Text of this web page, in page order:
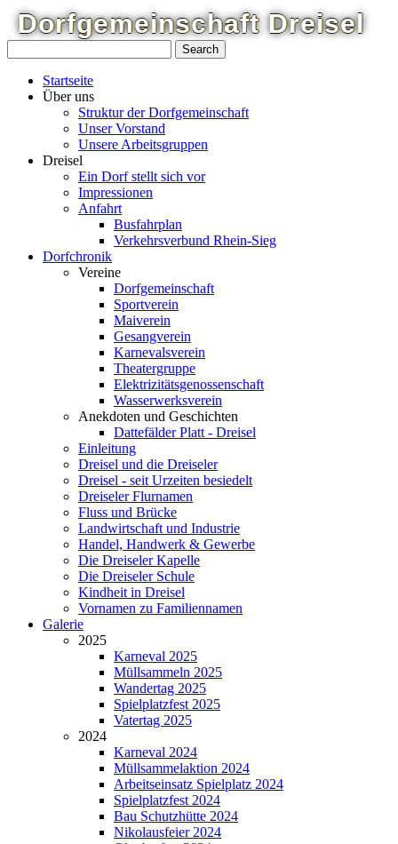
Dorfgemeinschaft Dreisel
Startseite
Über uns
Struktur der Dorfgemeinschaft
Unser Vorstand
Unsere Arbeitsgruppen
Dreisel
Ein Dorf stellt sich vor
Impressionen
Anfahrt
Busfahrplan
Verkehrsverbund Rhein-Sieg
Dorfchronik
Vereine
Dorfgemeinschaft
Sportverein
Maiverein
Gesangverein
Karnevalsverein
Theatergruppe
Elektrizitätsgenossenschaft
Wasserwerksverein
Anekdoten und Geschichten
Dattefälder Platt - Dreisel
Einleitung
Dreisel und die Dreiseler
Dreisel - seit Urzeiten besiedelt
Dreiseler Flurnamen
Fluss und Brücke
Landwirtschaft und Industrie
Handel, Handwerk & Gewerbe
Die Dreiseler Kapelle
Die Dreiseler Schule
Kindheit in Dreisel
Vornamen zu Familiennamen
Galerie
2025
Karneval 2025
Müllsammeln 2025
Wandertag 2025
Spielplatzfest 2025
Vatertag 2025
2024
Karneval 2024
Müllsammelaktion 2024
Arbeitseinsatz Spielplatz 2024
Spielplatzfest 2024
Bau Schutzhütte 2024
Nikolausfeier 2024